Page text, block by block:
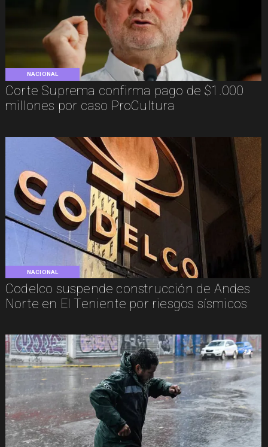
NACIONAL
Corte Suprema confirma pago de $1.000
millones por caso ProCultura
NACIONAL
Codelco suspende construcción de Andes
Norte en El Teniente por riesgos sísmicos